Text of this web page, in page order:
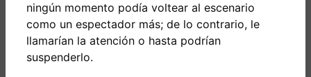
ningún momento podía voltear al escenario
como un espectador más; de lo contrario, le
llamarían la atención o hasta podrían
suspenderlo.